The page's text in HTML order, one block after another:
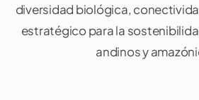
diversidad biológica,
estratégico para la
andinos y